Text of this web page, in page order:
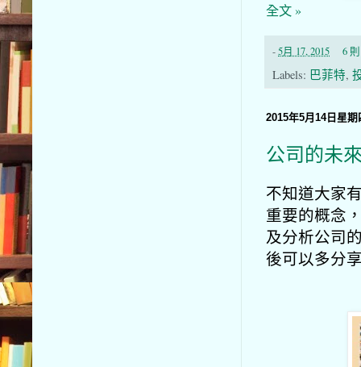
全文 »
-5月 17, 2015 6
Labels: 巴菲特,
2015年5月14日星期
公司的未
不知道大家
重要的概念
及分析公司
後可以多分